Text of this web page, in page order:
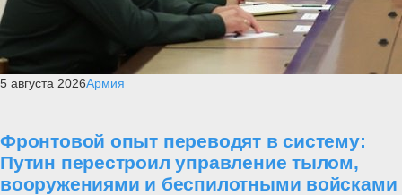
5 августа 2026Армия
Фронтовой опыт переводят в систему:
Путин перестроил управление тылом,
вооружениями и беспилотными войсками